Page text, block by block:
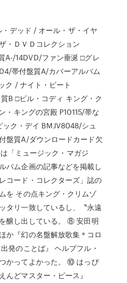
デッド / オール・ザ・イヤ
・ＤＶＤコレクション
A-/14DVD/ファン垂涎 □グレ
帯付盤質A/カバーアルバム
ク / ナイト・ビート
B □ビル・コディ キング・ク
・キングの宮殿 P10115/帯な
ック・デイ BMJV8048/シュ
盤質A/ダウンロードカード欠
「ミュージック・マガジ
バム企画の記事などを掲載し
コード・コレクターズ」誌の
を その点キング・クリムゾ
タリ一致しているし、〝永遠
醸し出している。 ⑧ 安田明
か『幻の名盤解放歌集＊コロ
発のことば』 ヘルプフル・
かってよかった。 ⑩ はっぴ
んどマスター・ピース』